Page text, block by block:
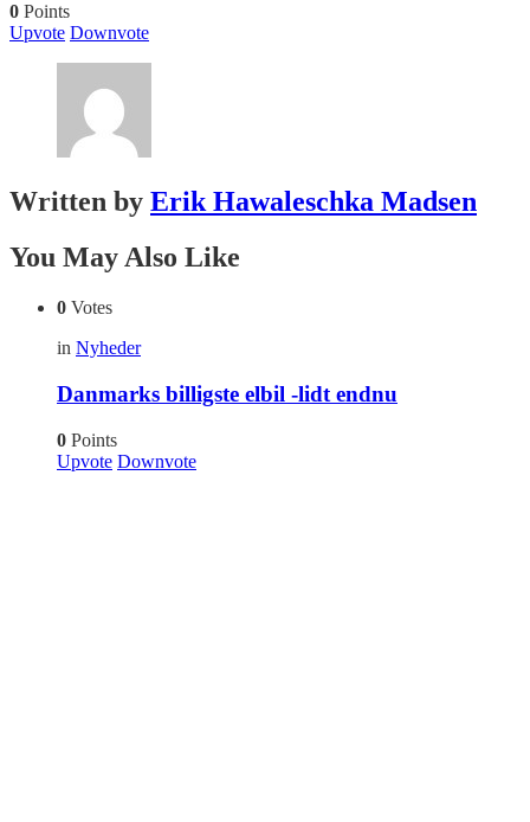
0 Points
Upvote Downvote
Written by Erik Hawaleschka Madsen
You May Also Like
0 Votes
in Nyheder
Danmarks billigste elbil -lidt endnu
0 Points
Upvote Downvote